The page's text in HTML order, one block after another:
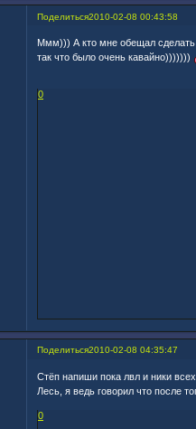
Поделиться2010-02-08 00:43:58
Ммм))) А кто мне обещал сделать
так что было очень кавайно)))))))
0
Поделиться2010-02-08 04:35:47
Стёп напиши пока лвл и ники
Лесь, я ведь говорил что после
0